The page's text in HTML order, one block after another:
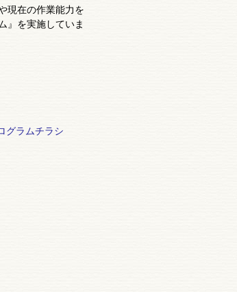
現在の作業能力を
』を実施していま